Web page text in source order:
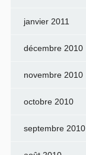
janvier 2011
décembre 2010
novembre 2010
octobre 2010
septembre 2010